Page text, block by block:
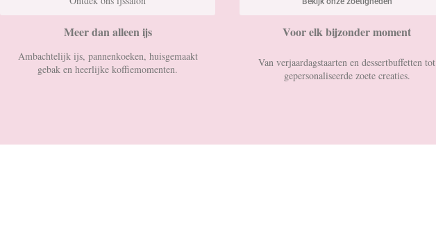
Meer dan alleen ijs
Ambachtelijk ijs, pannenkoeken, huisgemaakt
gebak en heerlijke koffiemomenten.
Voor elk bijzonder moment
Van verjaardagstaarten en dessertbuffetten tot
gepersonaliseerde zoete creaties.